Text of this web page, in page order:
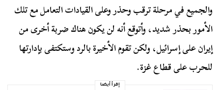
والجميع في مرحلة ترقب وحذر وعلى القيادات التعامل مع تلك
الأمور بحذر شديد، وأتوقع أنه لن يكون هناك ضربة أخرى من
إيران على إسرائيل، ولكن تقوم الأخيرة بالرد وستكتفى بإدارتها
للحرب على قطاع غزة.
إقرأ أيضا